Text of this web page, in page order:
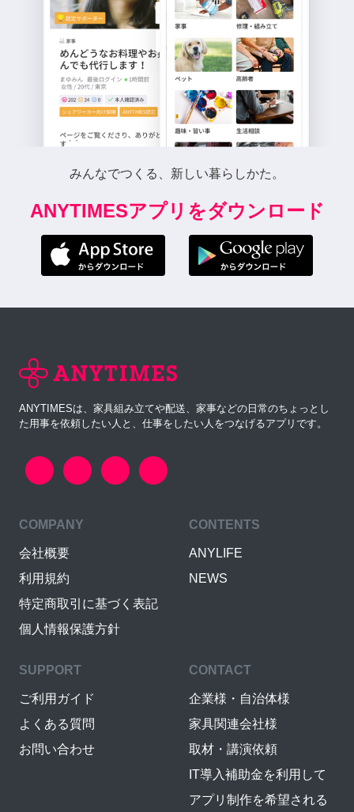
みんなでつくる、新しい暮らしかた。
ANYTIMESアプリをダウンロード
ANYTIMESは、家具組み立てや配送、家事などの日常のちょっとし
た用事を依頼したい人と、仕事をしたい人をつなげるアプリです。
COMPANY
会社概要
利用規約
特定商取引に基づく表記
個人情報保護方針
CONTENTS
ANYLIFE
NEWS
SUPPORT
ご利用ガイド
よくある質問
お問い合わせ
CONTACT
企業様・自治体様
家具関連会社様
取材・講演依頼
IT導入補助金を利用して
アプリ制作を希望される